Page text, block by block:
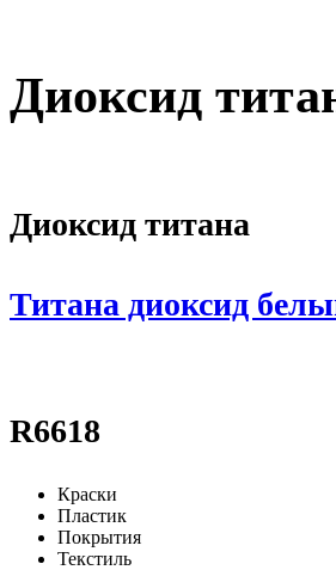
Диоксид
Диоксид титана
Титана диоксид
R6618
Краски
Пластик
Покрытия
Текстиль